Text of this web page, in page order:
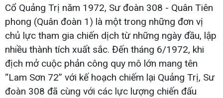
Cổ Quảng Trị năm 1972, Sư đoàn 308 - Quân Tiên
phong (Quân đoàn 1) là một trong những đơn vị
chủ lực tham gia chiến dịch từ những ngày đầu, lập
nhiều thành tích xuất sắc. Đến tháng 6/1972, khi
địch mở cuộc phản công quy mô lớn mang tên
“Lam Sơn 72” với kế hoạch chiếm lại Quảng Trị, Sư
đoàn 308 đã cùng với các lực lượng chiến đấu